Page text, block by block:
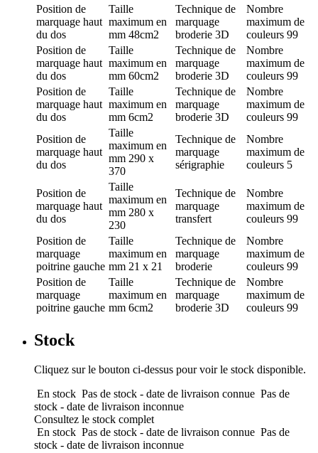
Position de
marquage haut
du dos
Taille
maximum en
mm 48cm2
Technique de
marquage
broderie 3D
Nombre
maximum de
couleurs 99
Position de
marquage haut
du dos
Taille
maximum en
mm 60cm2
Technique de
marquage
broderie 3D
Nombre
maximum de
couleurs 99
Position de
marquage haut
du dos
Taille
maximum en
mm 6cm2
Technique de
marquage
broderie 3D
Nombre
maximum de
couleurs 99
Position de
marquage haut
du dos
Taille
maximum en
mm 290 x
370
Technique de
marquage
sérigraphie
Nombre
maximum de
couleurs 5
Position de
marquage haut
du dos
Taille
maximum en
mm 280 x
230
Technique de
marquage
transfert
Nombre
maximum de
couleurs 99
Position de
marquage
poitrine gauche
Taille
maximum en
mm 21 x 21
Technique de
marquage
broderie
Nombre
maximum de
couleurs 99
Position de
marquage
poitrine gauche
Taille
maximum en
mm 6cm2
Technique de
marquage
broderie 3D
Nombre
maximum de
couleurs 99
Stock
Cliquez sur le bouton ci-dessus pour voir le stock disponible.
En stock Pas de stock - date de livraison connue Pas de
stock - date de livraison inconnue
Consultez le stock complet
En stock Pas de stock - date de livraison connue Pas de
stock - date de livraison inconnue